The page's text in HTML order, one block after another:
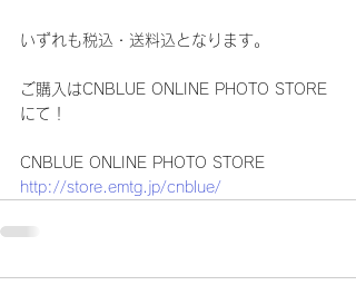
いずれも税込・送料込となります。
ご購入はCNBLUE ONLINE PHOTO STORE
にて！
CNBLUE ONLINE PHOTO STORE
http://store.emtg.jp/cnblue/